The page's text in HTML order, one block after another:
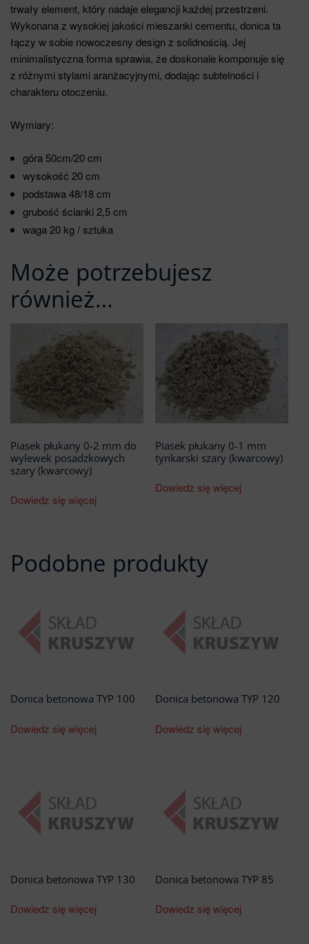
trwały element, który nadaje elegancji każdej przestrzeni.
Wykonana z wysokiej jakości mieszanki cementu, donica ta
łączy w sobie nowoczesny design z solidnością. Jej
minimalistyczna forma sprawia, że doskonale komponuje się
z różnymi stylami aranżacyjnymi, dodając subtelności i
charakteru otoczeniu.
Wymiary:
góra 50cm/20 cm
wysokość 20 cm
podstawa 48/18 cm
grubość ścianki 2,5 cm
waga 20 kg / sztuka
Może potrzebujesz
również…
Piasek płukany 0-2 mm do
wylewek posadzkowych
szary (kwarcowy)
Dowiedz się więcej
Piasek płukany 0-1 mm
tynkarski szary (kwarcowy)
Dowiedz się więcej
Podobne produkty
Donica betonowa TYP 100
Dowiedz się więcej
Donica betonowa TYP 120
Dowiedz się więcej
Donica betonowa TYP 130
Dowiedz się więcej
Donica betonowa TYP 85
Dowiedz się więcej